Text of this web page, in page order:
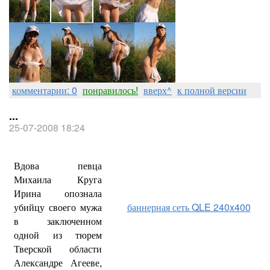
комментарии: 0 понравилось! вверх^ к полной версии
...
25-07-2008 18:24
Вдова певца
Михаила Круга
Ирина опознала
убийцу своего мужа
в заключенном
одной из тюрем
Тверской области
Александре Агееве,
баннерная сеть QLE 240x400